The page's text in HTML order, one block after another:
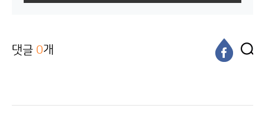
댓글 0개